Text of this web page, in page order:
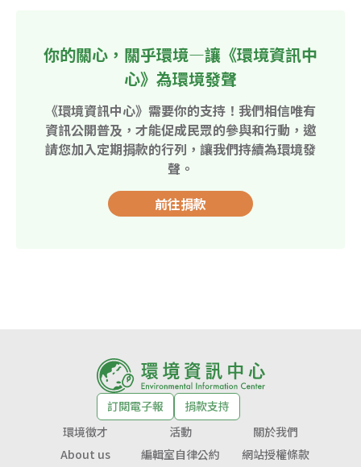
你的關心，關乎環境—讓《環境資訊中
心》為環境發聲
《環境資訊中心》需要你的支持！我們相信唯有
資訊公開普及，才能促成民眾的參與和行動，邀
請您加入定期捐款的行列，讓我們持續為環境發
聲。
前往捐款
訂閱電子報
捐款支持
環境徵才
活動
關於我們
About us
編輯室自律公約 網站授權條款